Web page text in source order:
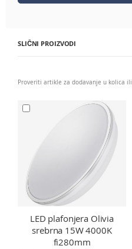
SLIČNI PROIZVODI
Proveriti artikle za dodavanje u kolica ili
LED plafonjera Olivia
srebrna 15W 4000K
fi280mm